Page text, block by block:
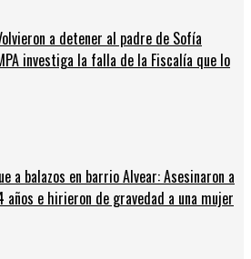
a detener al padre de Sofía
investiga la falla de la Fiscalía que lo
a balazos en barrio Alvear: Asesinaron a
años e hirieron de gravedad a una mujer